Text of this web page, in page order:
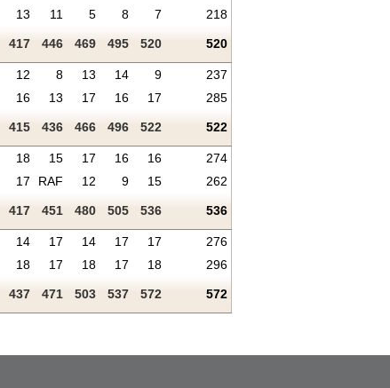
13 11 5 8 7 218
417 446 469 495 520 520
12 8 13 14 9
237
16 13 17 16 17 285
415 436 466 496 522 522
18 15 17 16 16
274
17 RAF 12 9 15 262
417 451 480 505 536 536
14 17 14 17 17
276
18 17 18 17 18 296
437 471 503 537 572 572